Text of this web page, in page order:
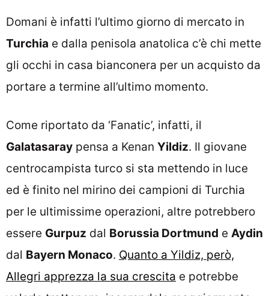
Domani è infatti l’ultimo giorno di mercato in
Turchia e dalla penisola anatolica c’è chi mette
gli occhi in casa bianconera per un acquisto da
portare a termine all’ultimo momento.
Come riportato da ‘Fanatic’, infatti, il
Galatasaray pensa a Kenan Yildiz. Il giovane
centrocampista turco si sta mettendo in luce
ed è finito nel mirino dei campioni di Turchia
per le ultimissime operazioni, altre potrebbero
essere Gurpuz dal Borussia Dortmund e Aydin
dal Bayern Monaco. Quanto a Yildiz, però,
Allegri apprezza la sua crescita e potrebbe